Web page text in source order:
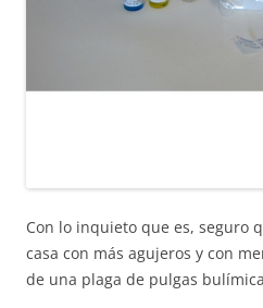
Con lo inquieto que es, seguro
casa con más agujeros y con
de una plaga de pulgas